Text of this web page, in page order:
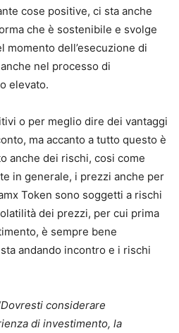
cose positive, ci sta anche
che è sostenibile e svolge
momento dell’esecuzione di
nel processo di
elevato.
o per meglio dire dei vantaggi
ma accanto a tutto questo è
anche dei rischi, cosi come
in generale, i prezzi anche per
Token sono soggetti a rischi
dei prezzi, per cui prima
è sempre bene
andando incontro e i rischi
considerare
di investimento, la